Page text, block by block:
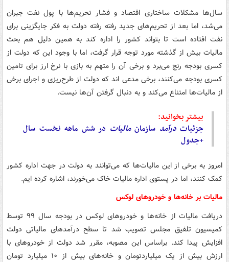
سال‌ها مشکلات ساختاری اقتصاد و فشار تحریم‌ها با پول نفت جبران
می‌شد، اما بعد از تحریم‌های جدید رفته رفته دولت به فکر جایگزینی برای
نفت افتاده است تا بتواند کشور را اداره کند به همین دلیل هم بحث
مالیات بیش از گذشته مورد توجه قرار گرفت، اما با وجود این که دولت از
کسری بودجه رنج می‌برد و برخی آن را متهم به بازی با نرخ ارز برای تامین
کسری بودجه می‌کنند، برخی مدعی اند که دولت از طرح‌ریزی و اجرای برخی
از مالیات‌ها امتناع می‌کند و به دنبال گرفتن آن‌ها نیست.
بیشتر بخوانید:
جزئیاتدرآمد سازمانمالیات در شش ماهه نخست سال
+جدول
امروز به برخی از این مالیات‌ها که می‌توانند به دولت در جهت اداره کشور
کمک کنند، اما در پستوی اداره مالیات خاک می‌خورند، اشاره کرده ایم.
مالیات بر خانه‌ها و خودروهای لوکس
دریافت مالیات از خانه‌ها و خودروهای لوکس در بودجه سال ۹۹ توسط
کمیسیون تلفیق مجلس تصویب شد تا سطح درآمدهای مالیاتی دولت
افزایش پیدا کند. براساس این مصوبه، مقرر شد دولت از خودروهای با
ارزش بیش از یک میلیاردتومان و خانه‌های بیش از ۱۰ میلیارد تومان